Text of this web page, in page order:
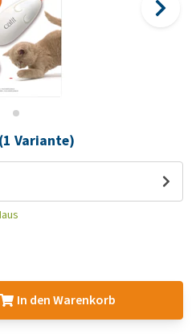
Variante)
In den Warenkorb